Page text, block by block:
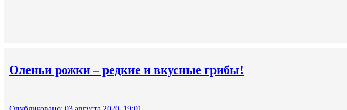
Оленьи рожки – редкие и вкусные грибы!